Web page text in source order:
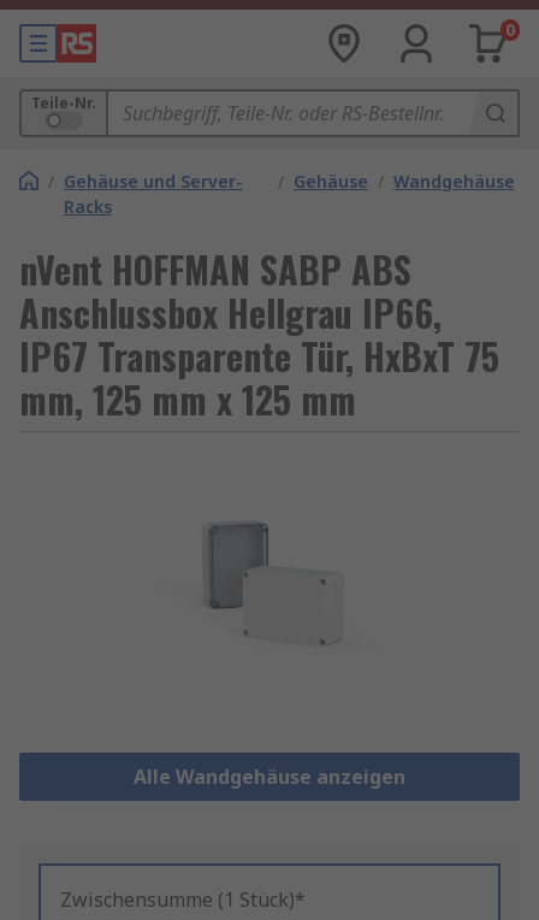
0
Teile-Nr.
/ Gehäuse und Server-
Racks
/ Gehäuse / Wandgehäuse
nVent HOFFMAN SABP ABS
Anschlussbox Hellgrau IP66,
IP67 Transparente Tür, HxBxT 75
mm, 125 mm x 125 mm
Alle Wandgehäuse anzeigen
Zwischensumme (1 Stück)*